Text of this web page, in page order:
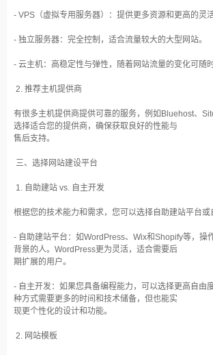
- VPS（虚拟专用服务器）：提供更多资源和更高的灵
- 独立服务器：完全控制，适合流量较大的大型网站。
- 云主机：高稳定性与弹性，随着网站流量的变化可随
2. 推荐主机提供商
有很多主机提供商提供可靠的服务，例如Bluehost、
选择适合您的提供商，确保获取良好的性能与
售后支持。
三、选择网站建设平台
1. 自助建站 vs. 自主开发
根据您的技术能力和需求，您可以选择自助建站平台或
- 自助建站平台：如WordPress、Wix和Shopify等，操
背景的人。WordPress更为灵活，适合需要后
期扩展的用户。
- 自主开发：如果您具备编程能力，可以选择更高自由
种方式需要更多的时间和技术储备，但也能实
现更个性化的设计和功能。
2. 网站模板